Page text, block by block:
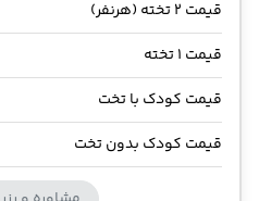
قیمت 2 تخته (هرنفر)
قیمت 1 تخته
قیمت کودک با تخت
قیمت کودک بدون تخت